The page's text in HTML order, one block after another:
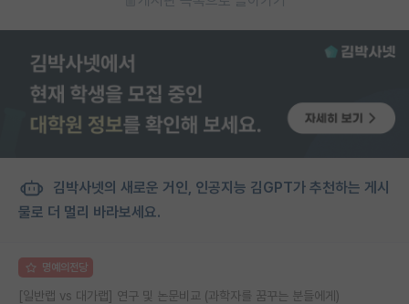
김박사넷의 새로운 거인, 인공지능 김GPT가 추천하는 게시
물로 더 멀리 바라보세요.
명예의전당
[일반랩 vs 대가랩] 연구 및 논문비교 (과학자를 꿈꾸는 분들에게)